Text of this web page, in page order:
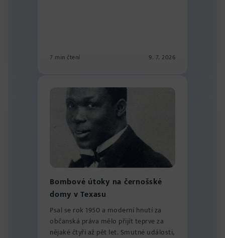
7 min čtení 9. 7. 2026
Bombové útoky na černošské
domy v Texasu
Psal se rok 1950 a moderní hnutí za
občanská práva mělo přijít teprve za
nějaké čtyři až pět let. Smutné události,